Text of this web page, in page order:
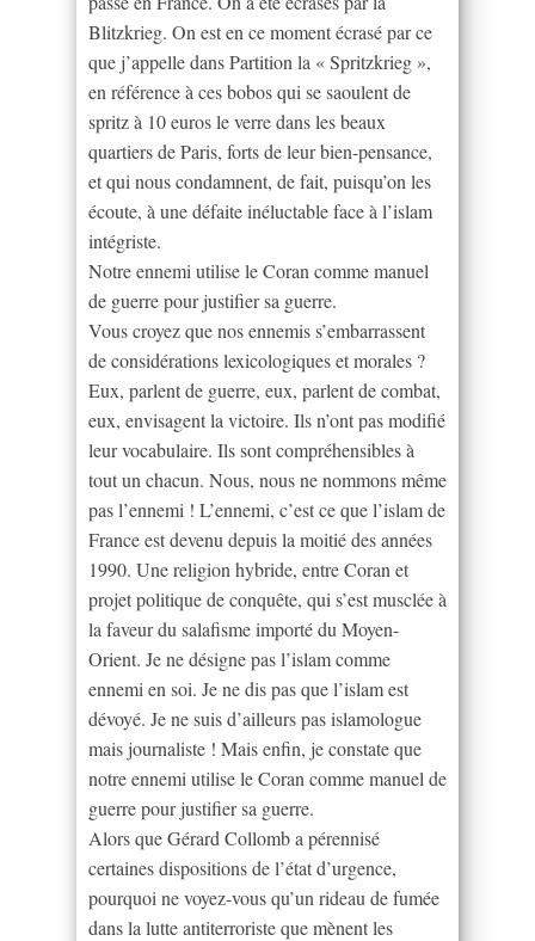
Blitzkrieg. On est en ce moment écrasé par ce
que j’appelle dans Partition la « Spritzkrieg »,
en référence à ces bobos qui se saoulent de
spritz à 10 euros le verre dans les beaux
quartiers de Paris, forts de leur bien-pensance,
et qui nous condamnent, de fait, puisqu’on les
écoute, à une défaite inéluctable face à l’islam
intégriste.
Notre ennemi utilise le Coran comme manuel
de guerre pour justifier sa guerre.
Vous croyez que nos ennemis s’embarrassent
de considérations lexicologiques et morales ?
Eux, parlent de guerre, eux, parlent de combat,
eux, envisagent la victoire. Ils n’ont pas modifié
leur vocabulaire. Ils sont compréhensibles à
tout un chacun. Nous, nous ne nommons même
pas l’ennemi ! L’ennemi, c’est ce que l’islam de
France est devenu depuis la moitié des années
1990. Une religion hybride, entre Coran et
projet politique de conquête, qui s’est musclée à
la faveur du salafisme importé du Moyen-
Orient. Je ne désigne pas l’islam comme
ennemi en soi. Je ne dis pas que l’islam est
dévoyé. Je ne suis d’ailleurs pas islamologue
mais journaliste ! Mais enfin, je constate que
notre ennemi utilise le Coran comme manuel de
guerre pour justifier sa guerre.
Alors que Gérard Collomb a pérennisé
certaines dispositions de l’état d’urgence,
pourquoi ne voyez-vous qu’un rideau de fumée
dans la lutte antiterroriste que mènent les